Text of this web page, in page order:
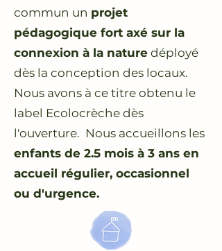
commun un projet
pédagogique fort axé sur la
connexion à la nature déployé
dès la conception des locaux.​
Nous avons à ce titre obtenu le
label Ecolocrèche dès
l'ouverture. Nous accueillons les
enfants de 2.5 mois à 3 ans en
accueil régulier, occasionnel
ou d'urgence.